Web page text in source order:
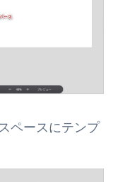
ペースにテンプ